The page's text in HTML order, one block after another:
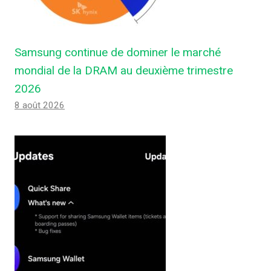
Samsung continue de dominer le marché
mondial de la DRAM au deuxième trimestre
2026
8 août 2026